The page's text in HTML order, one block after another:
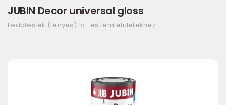
JUBIN Decor universal gloss
Fedőfesték (fényes) fa- és fémfelületekhez